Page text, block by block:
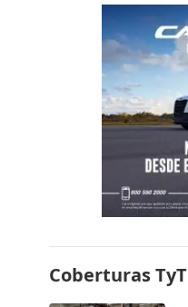
Coberturas TyT